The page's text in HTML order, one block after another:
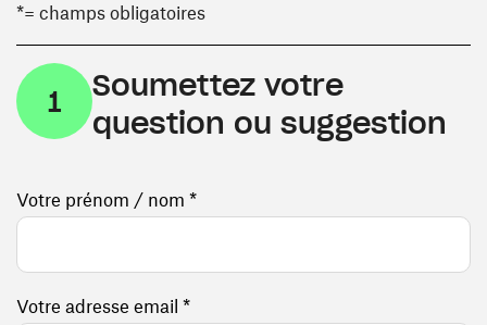
*= champs obligatoires
1
Soumettez votre
question ou suggestion
Votre prénom / nom *
Votre adresse email *